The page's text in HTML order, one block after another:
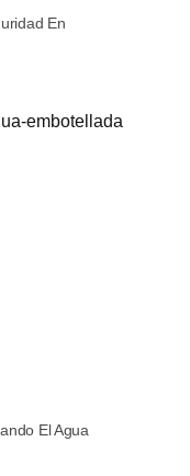
En
El Agua